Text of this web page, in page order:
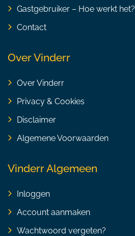
Gastgebruiker – Hoe werkt het?
Contact
Over Vinderr
Over Vinderr
Privacy & Cookies
Disclaimer
Algemene Voorwaarden
Vinderr Algemeen
Inloggen
Account aanmaken
Wachtwoord vergeten?